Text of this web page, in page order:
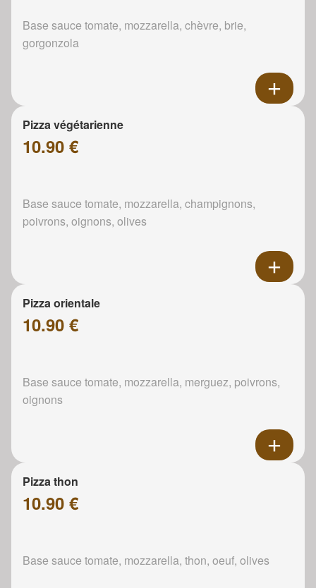
Base sauce tomate, mozzarella, chèvre, brie,
gorgonzola
Pizza végétarienne
10.90 €
Base sauce tomate, mozzarella, champignons,
poivrons, oignons, olives
Pizza orientale
10.90 €
Base sauce tomate, mozzarella, merguez, poivrons,
oignons
Pizza thon
10.90 €
Base sauce tomate, mozzarella, thon, oeuf, olives